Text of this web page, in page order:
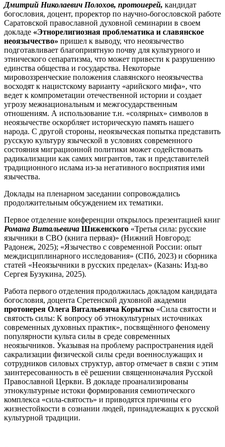
Дмитрий Николаевич Полохов, протоиерей, кандидат
богословия, доцент, проректор по научно-богословской работе
Саратовской православной духовной семинарии в своем
докладе «Этнорелигиозная проблематика и славянское
неоязычество» пришел к выводу, что неоязычество
подготавливает благоприятную почву для культурного и
этнического сепаратизма, что может привести к разрушению
единства общества и государства. Некоторые
мировоззренческие положения славянского неоязычества
восходят к нацистскому варианту «арийского мифа», что
ведет к компрометации отечественной истории и создает
угрозу межнациональным и межгосударственным
отношениям. А использование т.н. «солярных» символов в
неоязычестве оскорбляет историческую память нашего
народа. С другой стороны, неоязыческая попытка представить
русскую культуру языческой в условиях современного
состояния миграционной политики может содействовать
радикализации как самих мигрантов, так и представителей
традиционного ислама из-за негативного восприятия ими
язычества.
Доклады на пленарном заседании сопровождались
продолжительным обсуждением их тематики.
Первое отделение конференции открылось презентацией книг
Романа Витальевича Шиженского «Третья сила: русские
язычники в СВО (книга первая)» (Нижний Новгород:
Радонеж, 2025); «Язычество с современной России: опыт
междисциплинарного исследования» (СПб, 2023) и сборника
статей «Неоязычники в русских пределах» (Казань: Изд-во
Сергея Бузукина, 2025).
Работа первого отделения продолжилась докладом кандидата
богословия, доцента Сретенской духовной академии
протоиерея Олега Витальевича Корытко «Сила святости и
святость силы: К вопросу об этнокультурных источниках
современных духовных практик», посвящённого феномену
популярности культа силы в среде современных
неоязычников. Указывая на проблему распространения идей
сакрализации физической силы среди военнослужащих и
сотрудников силовых структур, автор отмечает в связи с этим
заинтересованность в её решении священноначалия Русской
Православной Церкви. В докладе проанализированы
этнокультурные истоки формирования семиотического
комплекса «сила-святость» и приводятся причины его
жизнестойкости в сознании людей, принадлежащих к русской
культурной традиции.